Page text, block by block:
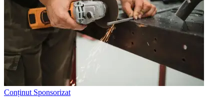
Conținut Sponsorizat